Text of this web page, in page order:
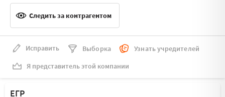
Нидерланды
Следить за контрагентом
Исправить Выборка
Узнать учредителей
Я представитель этой компании
ЕГР